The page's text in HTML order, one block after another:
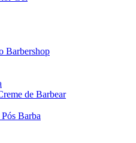
Barbershop
de Barbear
Barba